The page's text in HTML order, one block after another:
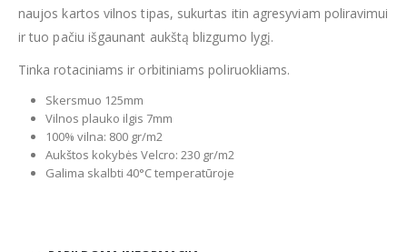
naujos kartos vilnos tipas, sukurtas itin agresyviam poliravimui
ir tuo pačiu išgaunant aukštą blizgumo lygį.
Tinka rotaciniams ir orbitiniams poliruokliams.
Skersmuo 125mm
Vilnos plauko ilgis 7mm
100% vilna: 800 gr/m2
Aukštos kokybės Velcro: 230 gr/m2
Galima skalbti 40°C temperatūroje